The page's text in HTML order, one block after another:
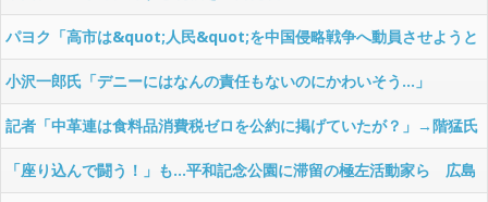
パヨク「高市は&quot;人民&quot;を中国侵略戦争へ動員させようと
しています」
小沢一郎氏「デニーにはなんの責任もないのにかわいそう…」
記者「中革連は食料品消費税ゼロを公約に掲げていたが？」→階猛氏
「それは財源確保という条件付き」
「座り込んで闘う！」も…平和記念公園に滞留の極左活動家ら 広島